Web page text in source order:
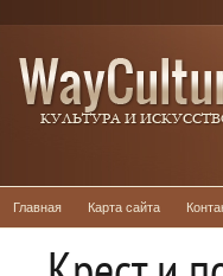
Главная Карта сайта